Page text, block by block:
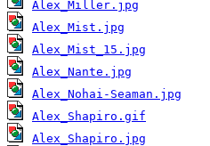
Alex_Miller.jpg
Alex_Mist.jpg
Alex_Mist_15.jpg
Alex_Nante.jpg
Alex_Nohai-Seaman.jpg
Alex_Shapiro.gif
Alex_Shapiro.jpg